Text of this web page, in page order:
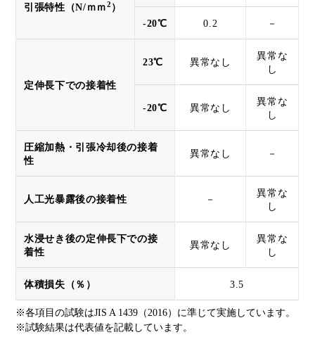
引張特性（N/ｍｍ2 ）
-20℃ 0.2 －
定伸長下での接着性
23℃ 異常なし
異常な
し
-20℃ 異常なし
異常な
し
圧縮加熱・引張冷却後の接着
性
異常なし －
人工光暴露後の接着性 －
異常な
し
水浸せき後の定伸長下での接
着性
異常なし
異常な
し
体積損失（％） 3.5
※各項目の試験はJIS A 1439（2016）に準じて実施しています。
※試験結果は代表値を記載しています。